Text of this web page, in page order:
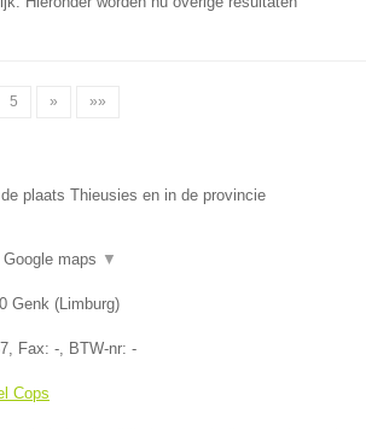
5 » »»
plaats Thieusies en in de provincie
Google maps ▼
Genk (Limburg)
, Fax: -, BTW-nr: -
Cops